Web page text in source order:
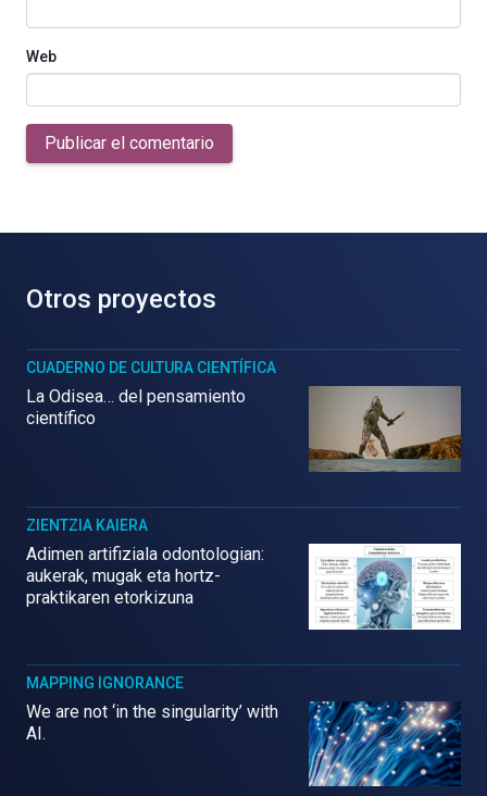
Web
Publicar el comentario
Otros proyectos
CUADERNO DE CULTURA CIENTÍFICA
La Odisea… del pensamiento
científico
ZIENTZIA KAIERA
Adimen artifiziala odontologian:
aukerak, mugak eta hortz-
praktikaren etorkizuna
MAPPING IGNORANCE
We are not ‘in the singularity’ with
AI.